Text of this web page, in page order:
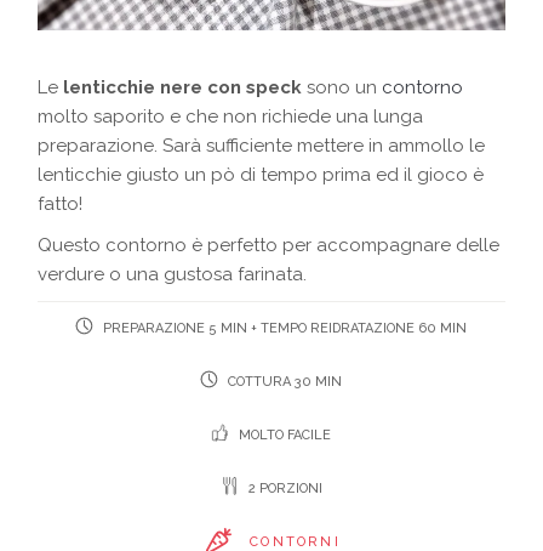
Le lenticchie nere con speck sono un contorno
molto saporito e che non richiede una lunga
preparazione. Sarà sufficiente mettere in ammollo le
lenticchie giusto un pò di tempo prima ed il gioco è
fatto!
Questo contorno è perfetto per accompagnare delle
verdure o una gustosa farinata.
PREPARAZIONE 5 MIN + TEMPO REIDRATAZIONE 60 MIN
COTTURA 30 MIN
MOLTO FACILE
2 PORZIONI
CONTORNI